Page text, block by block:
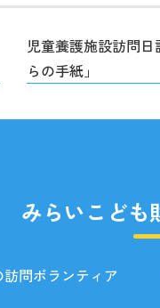
児童養護施設訪問
らの手紙」
みらいこども
問ボランティア